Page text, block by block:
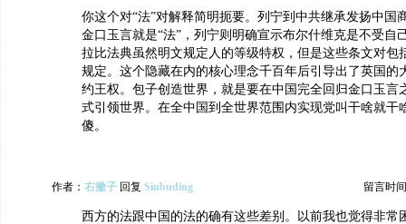
你这个对“法”对解释简明扼要。列宁到中共继承发扬中国
金口玉言就是“法”，列宁则明确宣示布尔什维克是不受自
拉比法典虽然明文规定人的等级特权，但是这些条文对包
规定。这个隐藏在内的核心理念千百年后引导出了英国的
约王权。包子创造世界，就是要在中国完全回归金口玉言
式引领世界。在全中国到全世界范围内实现党叫干啥就干
傻。
作者： 右撇子 回复 Siubuding 留言时
西方的法跟中国的法的确有这些差别。以前我也觉得非常